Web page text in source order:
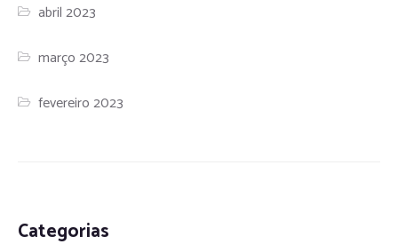
abril 2023
março 2023
fevereiro 2023
Categorias